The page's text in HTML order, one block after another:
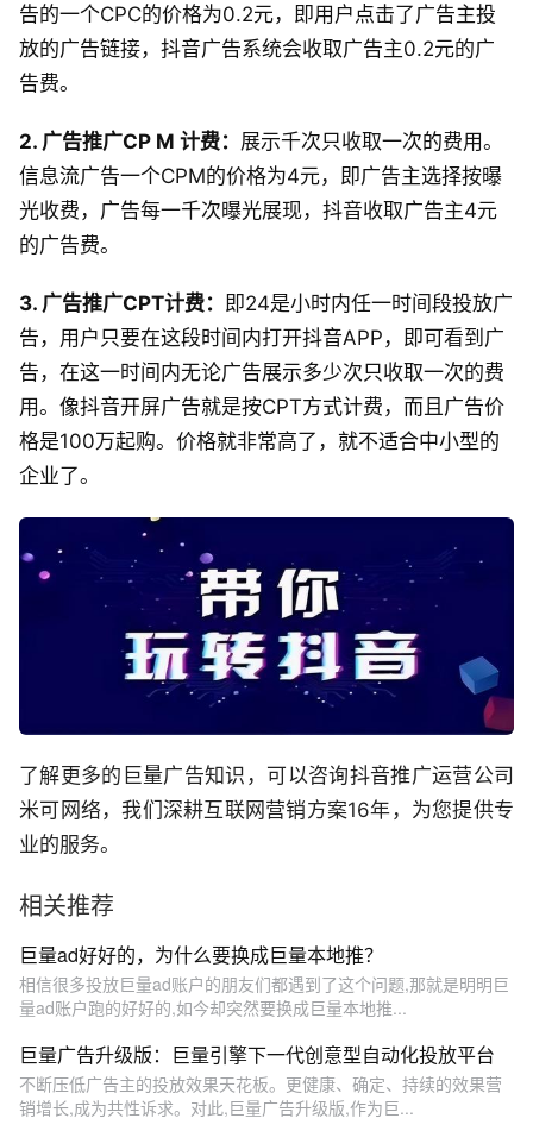
告的一个CPC的价格为0.2元，即用户点击了广告主投
放的广告链接，抖音广告系统会收取广告主0.2元的广
告费。
2. 广告推广CP M 计费： 展示千次只收取一次的费用。
信息流广告一个CPM的价格为4元，即广告主选择按曝
光收费，广告每一千次曝光展现，抖音收取广告主4元
的广告费。
3. 广告推广CPT计费：
即24是小时内任一时间段投放广
告，用户只要在这段时间内打开抖音APP，即可看到广
告，在这一时间内无论广告展示多少次只收取一次的费
用。像抖音开屏广告就是按CPT方式计费，而且广告价
格是100万起购。价格就非常高了，就不适合中小型的
企业了。
了解更多的巨量广告知识，可以咨询抖音推广运营公司
米可网络，我们深耕互联网营销方案16年，为您提供专
业的服务。
相关推荐
巨量ad好好的，为什么要换成巨量本地推？
相信很多投放巨量ad账户的朋友们都遇到了这个问题,那就是明明巨
量ad账户跑的好好的,如今却突然要换成巨量本地推...
巨量广告升级版：巨量引擎下一代创意型自动化投放平台
不断压低广告主的投放效果天花板。更健康、确定、持续的效果营
销增长,成为共性诉求。对此,巨量广告升级版,作为巨...